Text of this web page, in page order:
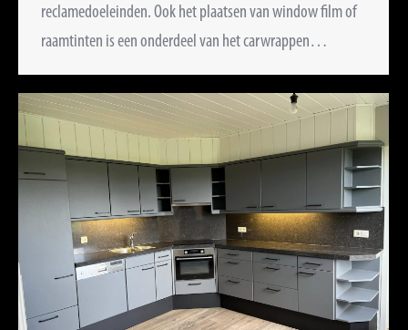
reclamedoeleinden. Ook het plaatsen van window film of
raamtinten is een onderdeel van het carwrappen…